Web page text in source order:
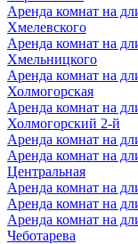
Аренда комнат на
Хмелевского
Аренда комнат на
Хмельницкого
Аренда комнат на
Холмогорская
Аренда комнат на
Холмогорский 2-й
Аренда комнат на
Аренда комнат на
Центральная
Аренда комнат на
Аренда комнат на
Аренда комнат на
Чеботарева